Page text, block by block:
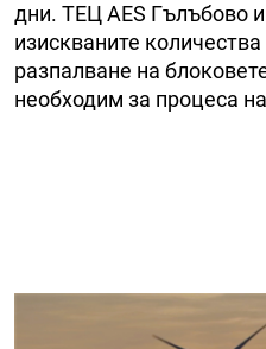
дни. ТЕЦ AES Гълъбово
изискваните
разпалване на
необходим за процеса